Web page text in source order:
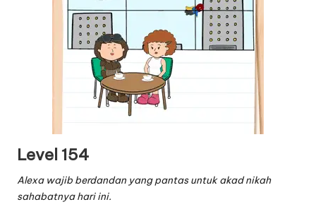
Level 154
Alexa wajib berdandan yang pantas untuk akad nikah
sahabatnya hari ini.